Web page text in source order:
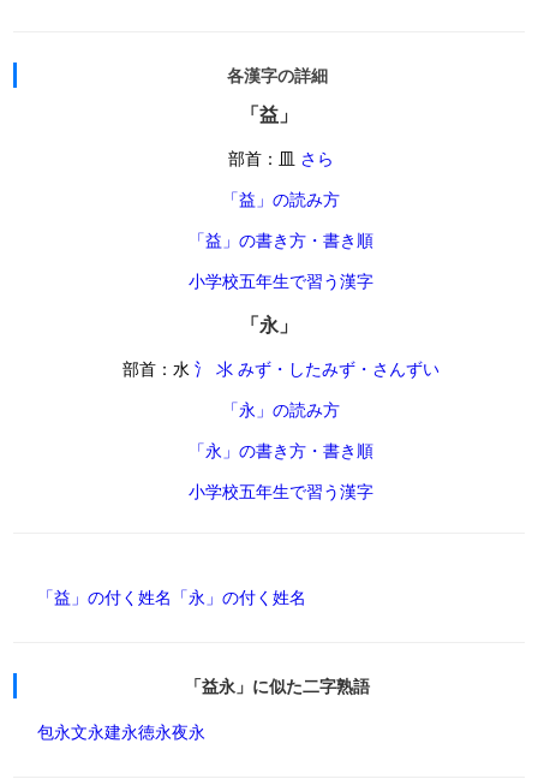
各漢字の詳細
「益」
部首：皿 さら
「益」の読み方
「益」の書き方・書き順
小学校五年生で習う漢字
「永」
部首：水 氵 氺 みず・したみず・さんずい
「永」の読み方
「永」の書き方・書き順
小学校五年生で習う漢字
「益」の付く姓名 「永」の付く姓名
「益永」に似た二字熟語
包永文永建永徳永夜永